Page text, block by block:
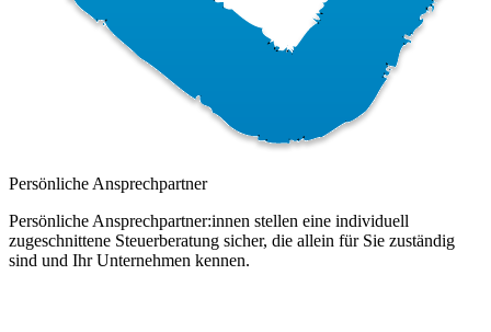
Persönliche Ansprechpartner
Persönliche Ansprechpartner:innen stellen eine individuell
zugeschnittene Steuerberatung sicher, die allein für Sie zuständig
sind und Ihr Unternehmen kennen.